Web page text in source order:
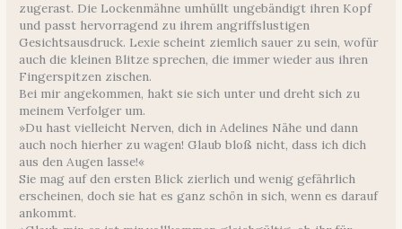
zugerast. Die Lockenmähne umhüllt ungebändigt ihren Kopf
und passt hervorragend zu ihrem angriffslustigen
Gesichtsausdruck. Lexie scheint ziemlich sauer zu sein, wofür
auch die kleinen Blitze sprechen, die immer wieder aus ihren
Fingerspitzen zischen.
Bei mir angekommen, hakt sie sich unter und dreht sich zu
meinem Verfolger um.
»Du hast vielleicht Nerven, dich in Adelines Nähe und dann
auch noch hierher zu wagen! Glaub bloß nicht, dass ich dich
aus den Augen lasse!«
Sie mag auf den ersten Blick zierlich und wenig gefährlich
erscheinen, doch sie hat es ganz schön in sich, wenn es darauf
ankommt.